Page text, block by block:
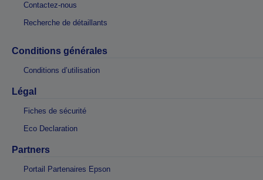
Contactez-nous
Recherche de détaillants
Conditions générales
Conditions d’utilisation
Légal
Fiches de sécurité
Eco Declaration
Partners
Portail Partenaires Epson